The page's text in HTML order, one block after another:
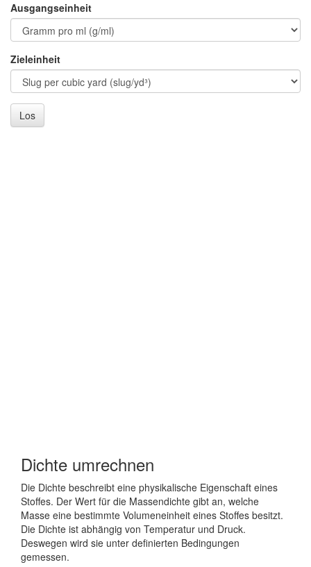
Ausgangseinheit
Zieleinheit
Los
Dichte umrechnen
Die Dichte beschreibt eine physikalische Eigenschaft eines
Stoffes. Der Wert für die Massendichte gibt an, welche
Masse eine bestimmte Volumeneinheit eines Stoffes besitzt.
Die Dichte ist abhängig von Temperatur und Druck.
Deswegen wird sie unter definierten Bedingungen
gemessen.